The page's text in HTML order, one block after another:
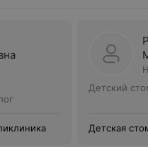
Детский
Детская